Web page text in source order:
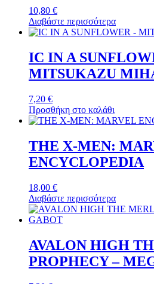
10,80 €
Διαβάστε περισσότερα
IC IN A
MITSUKAZU
7,20 €
Προσθήκη στο καλάθι
THE X-MEN:
ENCYCLOPEDIA
18,00 €
Διαβάστε περισσότερα
AVALON HIGH
PROPHECY –